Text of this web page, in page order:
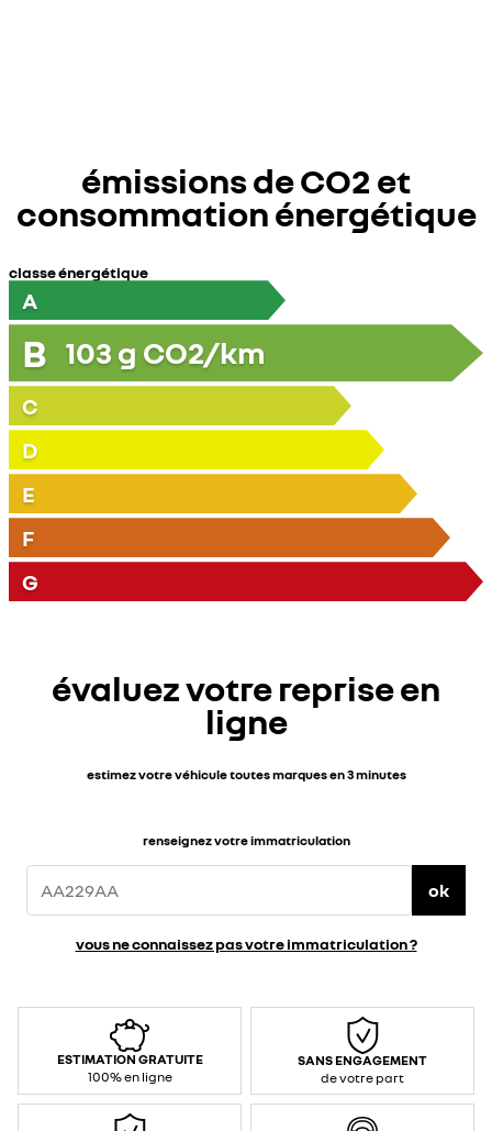
émissions de CO2 et
consommation énergétique
classe énergétique
A
B 103 g CO2/km
C
D
E
F
G
évaluez votre reprise en
ligne
estimez votre véhicule toutes marques en 3 minutes
renseignez votre immatriculation
ok
vous ne connaissez pas votre immatriculation ?
ESTIMATION GRATUITE
100% en ligne
SANS ENGAGEMENT
de votre part